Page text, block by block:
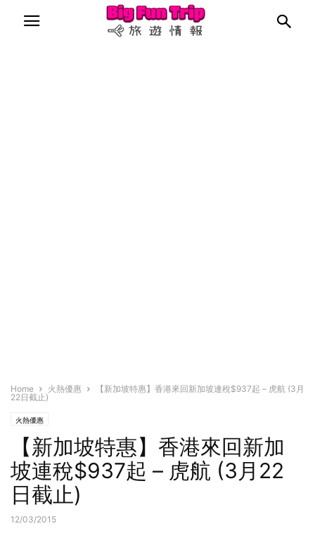
Home 火熱優惠
【新加坡特惠】香港來回新加坡連稅$937起 – 虎航 (3月
22日截止)
火熱優惠
【新加坡特惠】香港來回新加
坡連稅$937起 – 虎航 (3月22
日截止)
12/03/2015